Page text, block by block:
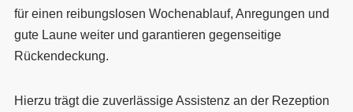
für einen reibungslosen Wochenablauf, Anregungen und
gute Laune weiter und garantieren gegenseitige
Rückendeckung.
Hierzu trägt die zuverlässige Assistenz an der Rezeption